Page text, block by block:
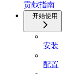
贡献指南
开始使用
安装
配置